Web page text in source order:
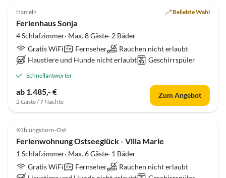
Hameln Beliebte Wahl
Ferienhaus Sonja
4 Schlafzimmer· Max. 8 Gäste· 2 Bäder
Gratis WiFi
Fernseher
Rauchen nicht erlaubt
Haustiere und Hunde nicht erlaubt
Geschirrspüler
Schnellantworter
ab 1.485,- €
2 Gäste / 7 Nächte
Zum Angebot
5.0 (1)
Kühlungsborn-Ost
Ferienwohnung Ostseeglück - Villa Marie
1 Schlafzimmer· Max. 6 Gäste· 1 Bäder
Gratis WiFi
Fernseher
Rauchen nicht erlaubt